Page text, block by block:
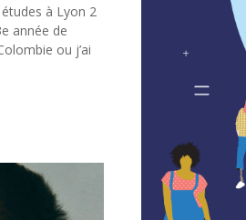
études à Lyon 2
année de
ou j’ai